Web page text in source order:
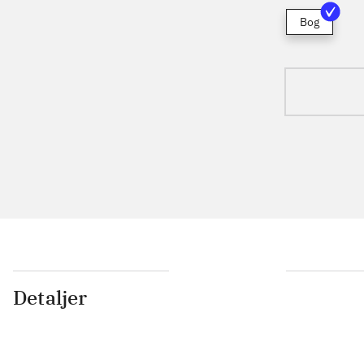
Bog
Detaljer